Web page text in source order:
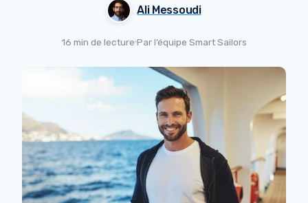
Ali Messoudi
16 min de lecture Par l’équipe Smart Sailors